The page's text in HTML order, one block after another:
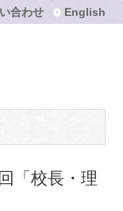
合わせ English
「校長・理